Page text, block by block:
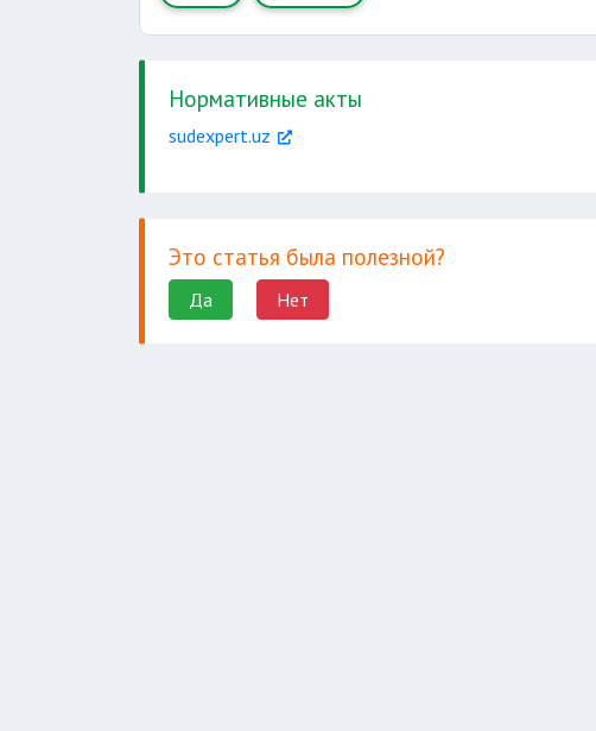
Нормативные акты
sudexpert.uz
Это статья была полезной?
Да Нет